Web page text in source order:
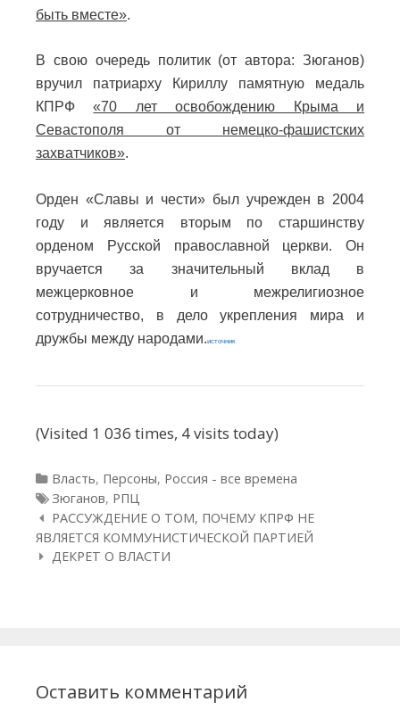
быть вместе».
В свою очередь политик (от автора: Зюганов)
вручил патриарху Кириллу памятную медаль
КПРФ«70 лет освобождению Крыма и
Севастополя от немецко-фашистских
захватчиков».
Орден «Славы и чести» был учрежден в 2004
году и является вторым по старшинству
орденом Русской православной церкви. Он
вручается за значительный вклад в
межцерковное и межрелигиозное
сотрудничество, в дело укрепления мира и
дружбы между народами.источник
(Visited 1 036 times, 4 visits today)
Рубрики
Власть, Персоны, Россия - все времена
Метки
Зюганов, РПЦ
Навигация по статьям
РАССУЖДЕНИЕ О ТОМ, ПОЧЕМУ КПРФ НЕ
ЯВЛЯЕТСЯ КОММУНИСТИЧЕСКОЙ ПАРТИЕЙ
ДЕКРЕТ О ВЛАСТИ
Оставить комментарий